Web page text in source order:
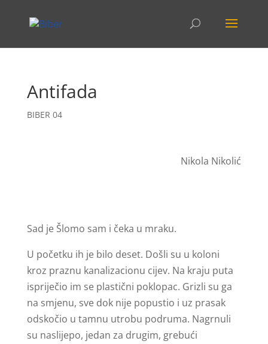
Antifada
BIBER 04
Nikola Nikolić
Sad je Šlomo sam i čeka u mraku.
U početku ih je bilo deset. Došli su u koloni
kroz praznu kanalizacionu cijev. Na kraju puta
ispriječio im se plastični poklopac. Grizli su ga
na smjenu, sve dok nije popustio i uz prasak
odskočio u tamnu utrobu podruma. Nagrnuli
su naslijepo, jedan za drugim, grebući